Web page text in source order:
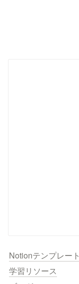
Notionテンプレート
学習リソース